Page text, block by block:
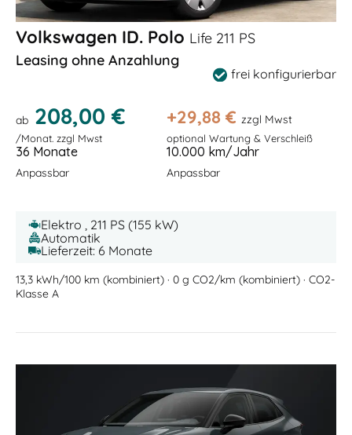
Volkswagen ID. Polo Life 211 PS
Leasing ohne Anzahlung
frei konfigurierbar
ab 208,00 €
/Monat. zzgl Mwst
+29,88 € zzgl Mwst
optional Wartung & Verschleiß
36 Monate
Anpassbar
10.000 km/Jahr
Anpassbar
Elektro , 211 PS (155 kW)
Automatik
Lieferzeit: 6 Monate
13,3 kWh/100 km (kombiniert) · 0 g CO2/km (kombiniert) · CO2-
Klasse A